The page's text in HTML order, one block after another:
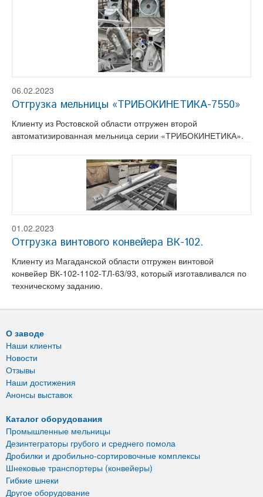
06.02.2023
Отгрузка мельницы «ТРИБОКИНЕТИКА-7550»
Клиенту из Ростовской области отгружен второй
автоматизированная мельница серии «ТРИБОКИНЕТИКА».
01.02.2023
Отгрузка винтового конвейера ВК-102.
Клиенту из Магаданской области отгружен винтовой
конвейер ВК-102-1102-ТЛ-63/93, который изготавливался по
техническому заданию.
О заводе
Наши клиенты
Новости
Отзывы
Наши достижения
Анонсы выставок
Каталог оборудования
Промышленные мельницы
Дезинтеграторы грубого и среднего помола
Дробилки и дробильно-сортировочные комплексы
Шнековые транспортеры (конвейеры)
Гибкие шнеки
Другое оборудование